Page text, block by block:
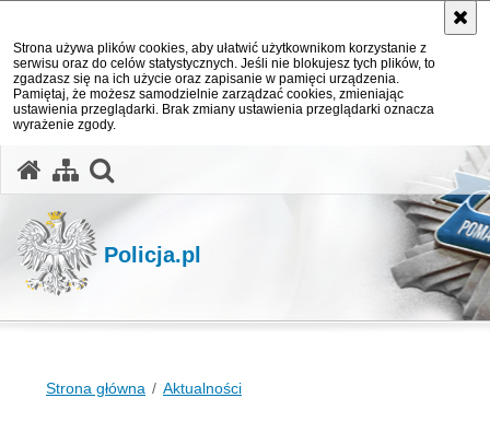
Strona używa plików cookies, aby ułatwić użytkownikom korzystanie z
serwisu oraz do celów statystycznych. Jeśli nie blokujesz tych plików, to
zgadzasz się na ich użycie oraz zapisanie w pamięci urządzenia.
Pamiętaj, że możesz samodzielnie zarządzać cookies, zmieniając
ustawienia przeglądarki. Brak zmiany ustawienia przeglądarki oznacza
wyrażenie zgody.
Policja.pl
Strona główna Aktualności